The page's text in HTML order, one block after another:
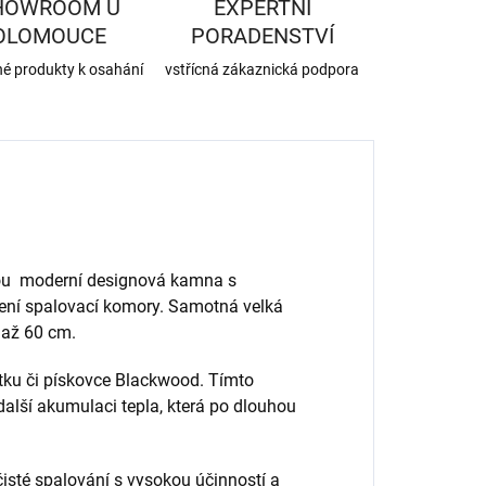
U
produkty k osahání
EXPERTNÍ
PORADENSTVÍ
vstřícná zákaznická podpora
moderní designová kamna s
spalovací komory. Samotná velká
60 cm.
či pískovce Blackwood. Tímto
akumulaci tepla, která po dlouhou
spalování s vysokou účinností a